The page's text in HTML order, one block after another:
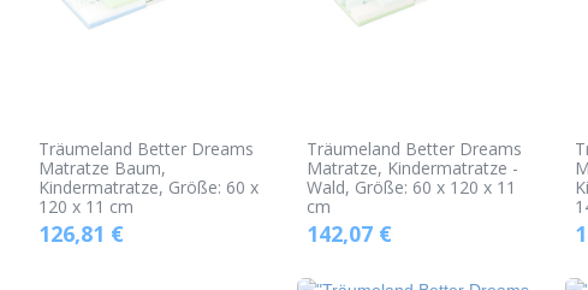
Träumeland Better Dreams
Matratze Baum,
Kindermatratze, Größe: 60 x
120 x 11 cm
126,81 €
Träumeland Better Dreams
Matratze, Kindermatratze -
Wald, Größe: 60 x 120 x 11
cm
142,07 €